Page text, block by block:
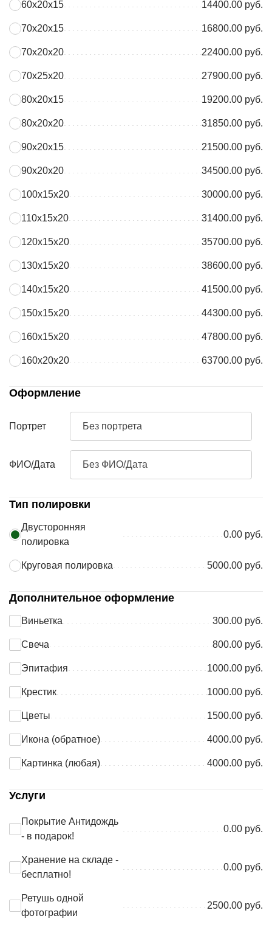
60х20х15 14400.00 руб.
70х20х15 16800.00 руб.
70х20х20 22400.00 руб.
70х25х20 27900.00 руб.
80х20х15 19200.00 руб.
80х20х20 31850.00 руб.
90х20х15 21500.00 руб.
90х20х20 34500.00 руб.
100х15х20 30000.00 руб.
110х15х20 31400.00 руб.
120х15х20 35700.00 руб.
130х15х20 38600.00 руб.
140х15х20 41500.00 руб.
150х15х20 44300.00 руб.
160х15х20 47800.00 руб.
160х20х20 63700.00 руб.
Оформление
Портрет Без портрета
ФИО/Дата Без ФИО/Дата
Тип полировки
Двусторонняя
полировка
0.00 руб.
Круговая полировка 5000.00 руб.
Дополнительное оформление
Виньетка 300.00 руб.
Свеча 800.00 руб.
Эпитафия 1000.00 руб.
Крестик 1000.00 руб.
Цветы 1500.00 руб.
Икона (обратное) 4000.00 руб.
Картинка (любая) 4000.00 руб.
Услуги
Покрытие Антидождь
- в подарок!
0.00 руб.
Хранение на складе -
бесплатно!
0.00 руб.
Ретушь одной
фотографии
2500.00 руб.